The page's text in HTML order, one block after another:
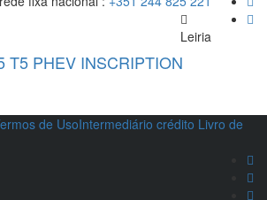
Leiria
T5 PHEV INSCRIPTION
de UsoIntermediário crédito Livro de